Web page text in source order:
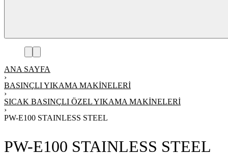
ANA SAYFA
›
BASINÇLI YIKAMA MAKINELERI
›
SICAK BASINÇLI ÖZEL YIKAMA MAKINELERI
›
PW-E100 STAINLESS STEEL
PW-E100 STAINLESS STEEL